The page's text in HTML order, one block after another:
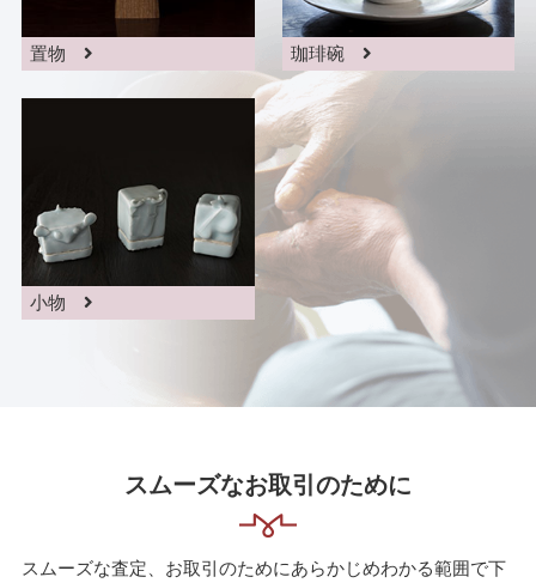
置物 珈琲碗
小物
スムーズなお取引のために
スムーズな査定、お取引のためにあらかじめわかる範囲で下